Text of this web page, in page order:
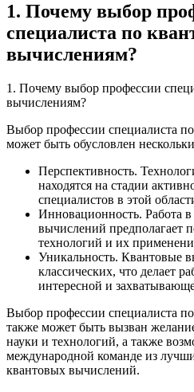
1. Почему выбор
специалиста по
вычислениям?
1. Почему выбор профессии
вычислениям?
Выбор профессии специалиста
может быть обусловлен
Перспективность.
находятся на стадии
специалистов в этой
Инновационность. Работа
вычислений предполагает
технологий и их
Уникальность. Квантовые
классических, что делает
интересной и
Выбор профессии специалиста
также может быть вызван
науки и технологий, а также
международной команде из
квантовых вычислений.